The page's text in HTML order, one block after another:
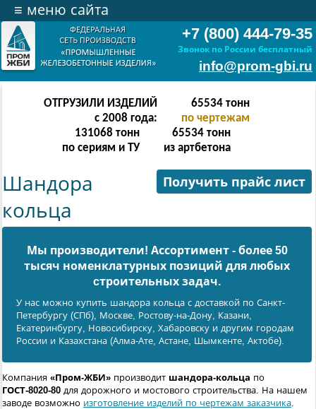
+7 (800) 444-79-35
Звонок по России бесплатный
info@prom-gbi.ru
≡ меню сайта
ОТГРУЗИЛИ ИЗДЕЛИЙ
с 2008 года:
65534тонн
по чертежам
131068 тонн
по сериям и ТУ
65534 тонн
из артбетона
Получить прайс лист
Шандора
кольца
Мы производители! Ассортимент - более 50
тысяч номенклатурных позиций для любых
cтроительных задач.
У нас можно купить шандора кольца с доставкой по Санкт-
Петербургу (СПб), Москве, Ростову-на-Дону, Казани,
Екатеринбургу, Новосибирску, Хабаровску и другим городам
России и Казахстана (Алма-Ате, Астане, Шымкенте, Актобе).
Компания «Пром-ЖБИ» производит шандора-кольца по
ГОСТ-8020-80 для дорожного и мостового строительства. На нашем
заводе возможно изготовление изделий по чертежам заказчика.